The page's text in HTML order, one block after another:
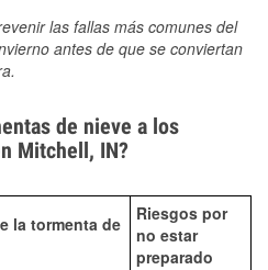
las fallas más comunes del
antes de que se conviertan
de nieve a los
Mitchell, IN?
la tormenta de
Riesgos por
no estar
preparado